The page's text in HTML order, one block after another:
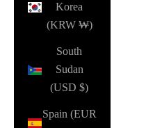
Korea
(KRW ₩)
South
Sudan
(USD $)
Spain (EUR